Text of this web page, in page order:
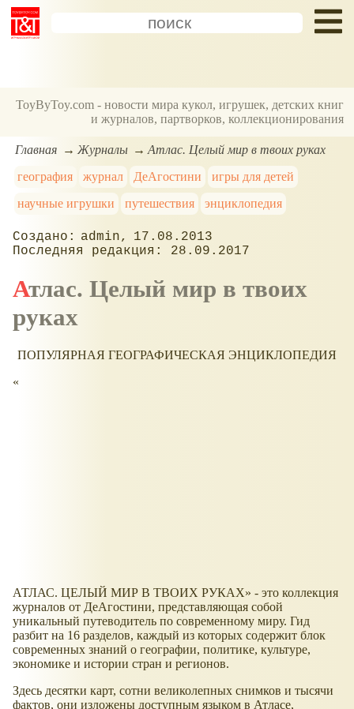
ToyByToy.com - новости мира кукол, игрушек, детских книг
и журналов, партворков, коллекционирования
Главная Журналы
Атлас. Целый мир в твоих руках
география
журнал ДеАгостини
игры для детей
научные игрушки
путешествия энциклопедия
admin
17.08.2013
28.09.2017
Атлас. Целый мир в твоих
руках
ПОПУЛЯРНАЯ ГЕОГРАФИЧЕСКАЯ ЭНЦИКЛОПЕДИЯ
АТЛАС. ЦЕЛЫЙ МИР В ТВОИХ РУКАХ
- это коллекция
журналов от ДеАгостини, представляющая собой
уникальный путеводитель по современному миру. Гид
разбит на 16 разделов, каждый из которых содержит блок
современных знаний о географии, политике, культуре,
экономике и истории стран и регионов.
Здесь десятки карт, сотни великолепных снимков и тысячи
фактов, они изложены доступным языком в Атласе,